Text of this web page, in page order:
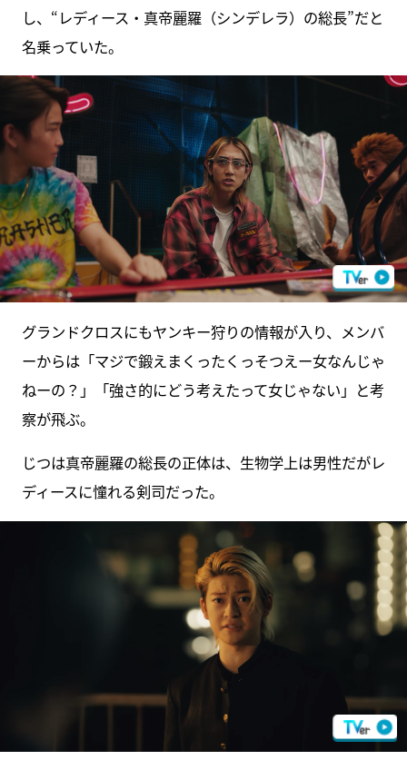
し、“レディース・真帝麗羅（シンデレラ）の総長”だと
名乗っていた。
グランドクロスにもヤンキー狩りの情報が入り、メンバ
ーからは「マジで鍛えまくったくっそつえー女なんじゃ
ねーの？」「強さ的にどう考えたって女じゃない」と考
察が飛ぶ。
じつは真帝麗羅の総長の正体は、生物学上は男性だがレ
ディースに憧れる剣司だった。